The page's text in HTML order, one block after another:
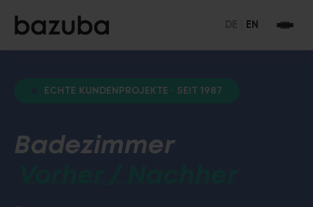
ECHTE KUNDENPROJEKTE · SEIT 1987
Badezimmer
EN